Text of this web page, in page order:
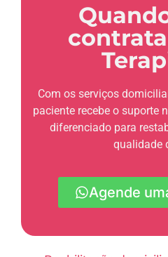
Com os serviços
paciente recebe o suporte
diferenciado para
qualidade
Agende